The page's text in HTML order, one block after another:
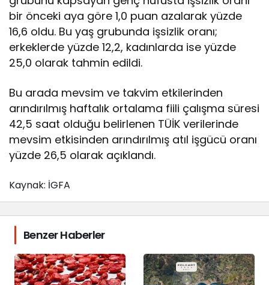
bir önceki aya göre 1,0 puan azalarak yüzde
16,6 oldu. Bu yaş grubunda işsizlik oranı;
erkeklerde yüzde 12,2, kadınlarda ise yüzde
25,0 olarak tahmin edildi.
Bu arada mevsim ve takvim etkilerinden
arındırılmış haftalık ortalama fiili çalışma süresi
42,5 saat olduğu belirlenen TÜİK verilerinde
mevsim etkisinden arındırılmış atıl işgücü oranı
yüzde 26,5 olarak açıklandı.
Kaynak: İGFA
Benzer Haberler